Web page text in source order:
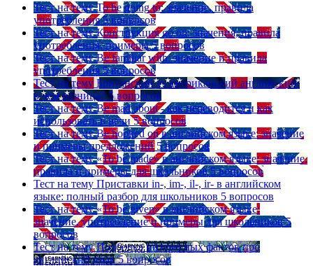
Тест на тему To be going to: значение, правила
употребления 5 вопросов
Тест на тему Конструкция go on: значения, правила
употребления, примеры 5 вопросов
Тест на тему Be familiar with: значение и правила
употребления 5 вопросов
Тест на тему Британский vs американский английский:
в чем разница? 5 вопросов
Тест на тему Be mad about - как переводится и как
использовать в речи 5 вопросов
Тест на тему Be hooked on в английском языке: значение
и примеры предложений 5 вопросов
Тест на тему «To be made» в английском языке: значение,
правила и примеры для школьников 5 вопросов
Тест на тему Приставки in-, im-, il-, ir- в английском
языке: полный разбор для школьников 5 вопросов
Тест на тему «To be given» в английском языке:
значение, употребление и примеры для школьников 5
вопросов
Тест на тему Подборка интересных фактов про
английский язык 5 вопросов